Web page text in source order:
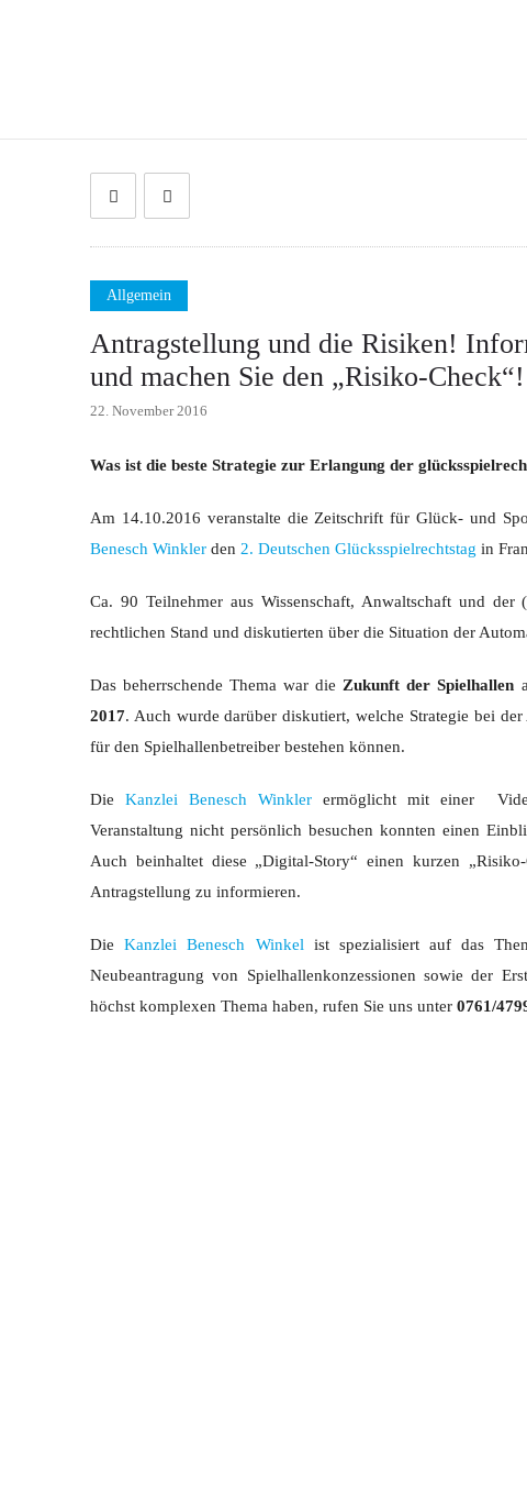
Allgemein
Antragstellung und die Risiken!
und machen Sie den „Risiko-Check“!
22. November 2016
Was ist die beste Strategie zur Erlangung der
Am 14.10.2016 veranstalte die Zeitschrift für Glück- und
Benesch Winkler den 2. Deutschen Glücksspielrechtstag in
Ca. 90 Teilnehmer aus Wissenschaft, Anwaltschaft und
rechtlichen Stand und diskutierten über die Situation der
Das beherrschende Thema war die Zukunft der Spielhallen
2017. Auch wurde darüber diskutiert, welche Strategie bei
für den Spielhallenbetreiber bestehen können.
DieKanzlei Benesch Winkler ermöglicht mit einer
Veranstaltung nicht persönlich besuchen konnten einen
Auch beinhaltet diese „Digital-Story“ einen kurzen
Antragstellung zu informieren.
DieKanzlei Benesch Winkel ist spezialisiert auf das
Neubeantragung von Spielhallenkonzessionen sowie der
höchst komplexen Thema haben, rufen Sie uns unter 0761/